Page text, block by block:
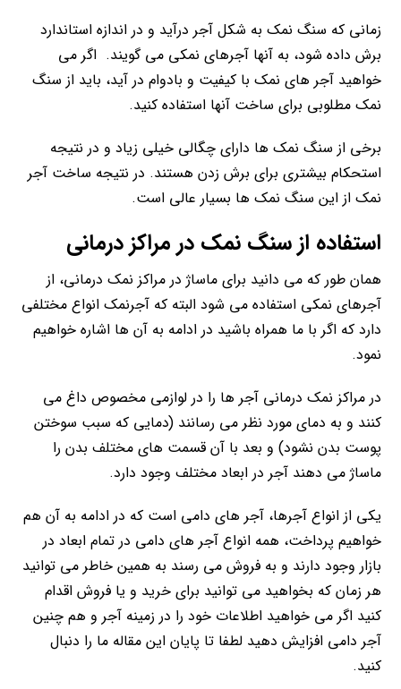
زمانی که سنگ نمک به شکل آجر درآید و در اندازه استاندارد
برش داده شود، به آنها آجرهای نمکی می گویند. اگر می
خواهید آجر های نمک با کیفیت و بادوام در آید، باید از سنگ
نمک مطلوبی برای ساخت آنها استفاده کنید.
برخی از سنگ نمک ها دارای چگالی خیلی زیاد و در نتیجه
استحکام بیشتری برای برش زدن هستند. در نتیجه ساخت آجر
نمک از این سنگ نمک ها بسیار عالی است.
استفاده از سنگ نمک در مراکز درمانی
همان طور که می دانید برای ماساژ در مراکز نمک درمانی، از
آجرهای نمکی استفاده می شود البته که آجرنمک انواع مختلفی
دارد که اگر با ما همراه باشید در ادامه به آن ها اشاره خواهیم
نمود.
در مراکز نمک درمانی آجر ها را در لوازمی مخصوص داغ می
کنند و به دمای مورد نظر می رسانند (دمایی که سبب سوختن
پوست بدن نشود) و بعد با آن قسمت های مختلف بدن را
ماساژ می دهند آجر در ابعاد مختلف وجود دارد.
یکی از انواع آجرها، آجر های دامی است که در ادامه به آن هم
خواهیم پرداخت، همه انواع آجر های دامی در تمام ابعاد در
بازار وجود دارند و به فروش می رسند به همین خاطر می توانید
هر زمان که بخواهید می توانید برای خرید و یا فروش اقدام
کنید اگر می خواهید اطلاعات خود را در زمینه آجر و هم چنین
آجر دامی افزایش دهید لطفا تا پایان این مقاله ما را دنبال
کنید.